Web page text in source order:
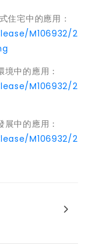
宅中的應用：
M106932/2
中的應用：
M106932/2
中的應用：
M106932/2